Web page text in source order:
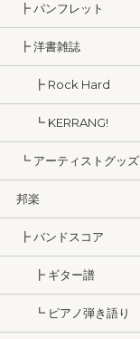
┣ パンフレット
┣ 洋書雑誌
┣ Rock Hard
┗ KERRANG!
┗ アーティストグッズ
邦楽
┣ バンドスコア
┣ ギター譜
┗ ピアノ弾き語り